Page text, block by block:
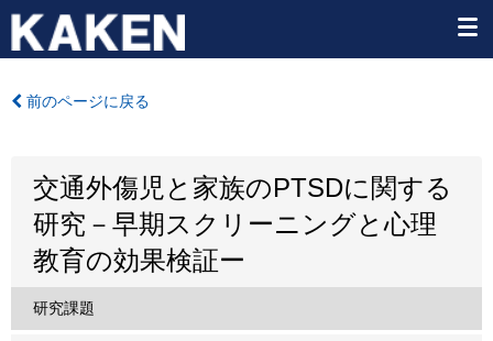
前のページに戻る
交通外傷児と家族のPTSDに関する
研究－早期スクリーニングと心理
教育の効果検証ー
研究課題